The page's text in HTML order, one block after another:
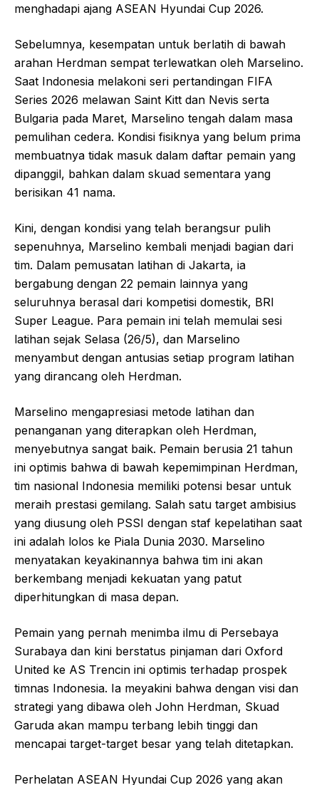
menghadapi ajang ASEAN Hyundai Cup 2026.
Sebelumnya, kesempatan untuk berlatih di bawah
arahan Herdman sempat terlewatkan oleh Marselino.
Saat Indonesia melakoni seri pertandingan FIFA
Series 2026 melawan Saint Kitt dan Nevis serta
Bulgaria pada Maret, Marselino tengah dalam masa
pemulihan cedera. Kondisi fisiknya yang belum prima
membuatnya tidak masuk dalam daftar pemain yang
dipanggil, bahkan dalam skuad sementara yang
berisikan 41 nama.
Kini, dengan kondisi yang telah berangsur pulih
sepenuhnya, Marselino kembali menjadi bagian dari
tim. Dalam pemusatan latihan di Jakarta, ia
bergabung dengan 22 pemain lainnya yang
seluruhnya berasal dari kompetisi domestik, BRI
Super League. Para pemain ini telah memulai sesi
latihan sejak Selasa (26/5), dan Marselino
menyambut dengan antusias setiap program latihan
yang dirancang oleh Herdman.
Marselino mengapresiasi metode latihan dan
penanganan yang diterapkan oleh Herdman,
menyebutnya sangat baik. Pemain berusia 21 tahun
ini optimis bahwa di bawah kepemimpinan Herdman,
tim nasional Indonesia memiliki potensi besar untuk
meraih prestasi gemilang. Salah satu target ambisius
yang diusung oleh PSSI dengan staf kepelatihan saat
ini adalah lolos ke Piala Dunia 2030. Marselino
menyatakan keyakinannya bahwa tim ini akan
berkembang menjadi kekuatan yang patut
diperhitungkan di masa depan.
Pemain yang pernah menimba ilmu di Persebaya
Surabaya dan kini berstatus pinjaman dari Oxford
United ke AS Trencin ini optimis terhadap prospek
timnas Indonesia. Ia meyakini bahwa dengan visi dan
strategi yang dibawa oleh John Herdman, Skuad
Garuda akan mampu terbang lebih tinggi dan
mencapai target-target besar yang telah ditetapkan.
Perhelatan ASEAN Hyundai Cup 2026 yang akan